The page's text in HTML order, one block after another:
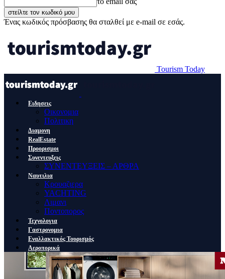
Ένας κωδικός πρόσβασης θα σταλθεί με e-mail σε εσάς.
Tourism Today
Ειδησεις
Οικονομια
Πολιτικη
Διαμονη
RealEstate
Προορισμοι
Συνεντευξεις
ΣΥΝΕΝΤΕΥΞΕΙΣ – ΑΡΘΡΑ
Ναυτιλια
Κρουαζιερα
YACHTING
Λιμανι
Ποντοπορος
Τεχνολογια
Γαστρονομια
Εναλλακτικός Τουρισμός
Αεροπορικά